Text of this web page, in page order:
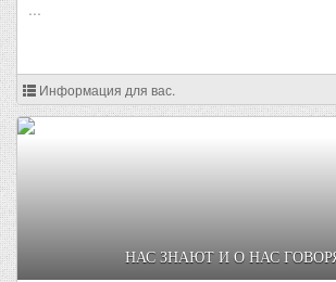
...
Информация для вас.
НАС ЗНАЮТ И О НАС